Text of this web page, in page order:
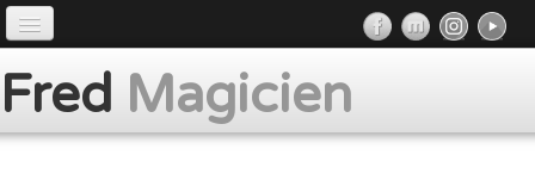
Préface
Fred Magicien